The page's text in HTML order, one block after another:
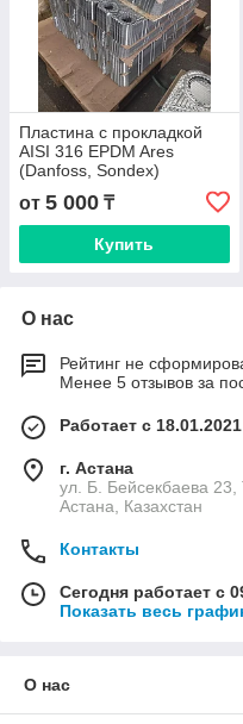
Пластина с прокладкой
AISI 316 EPDM Ares
(Danfoss, Sondex)
от 5 000 ₸
Купить
О нас
Рейтинг не
Менее 5 отзывов за
Работает с 18.01.2021
г. Астана
ул. Б. Бейсекбаева
Астана, Казахстан
Контакты
Сегодня работает с
Показать весь
О нас